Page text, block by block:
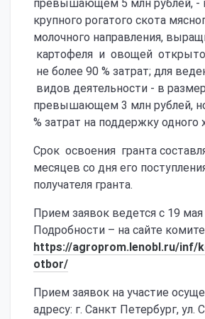
превышающем 5 млн рублей, -
крупного рогатого скота
молочного направления,
картофеля и овощей
не более 90 % затрат; для
видов деятельности - в
превышающем 3 млн рублей,
% затрат на поддержку одного
Срок освоения гранта
месяцев со дня его
получателя гранта.
Прием заявок ведется с 19
Подробности – на сайте
https://agroprom.lenobl.ru/inf/
otbor/
Прием заявок на участие
адресу: г. Санкт Петербург, ул.